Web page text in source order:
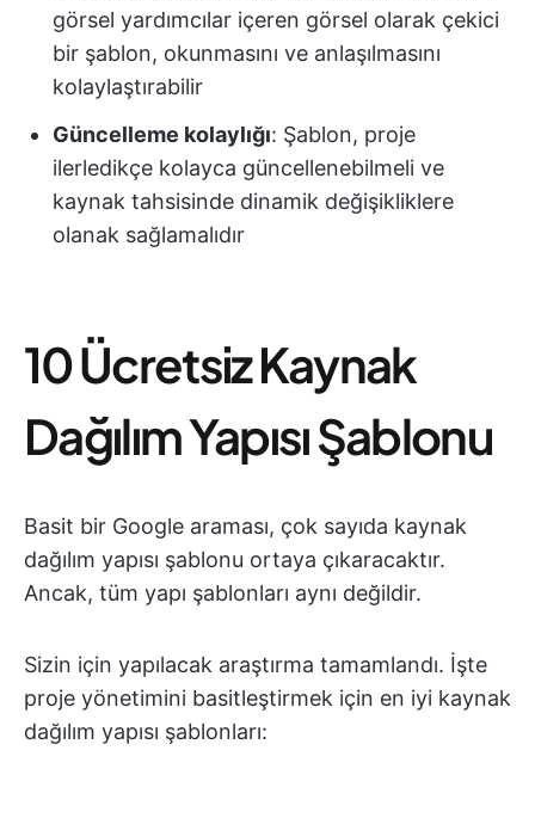
görsel yardımcılar içeren görsel olarak çekici
bir şablon, okunmasını ve anlaşılmasını
kolaylaştırabilir
Güncelleme kolaylığı: Şablon, proje
ilerledikçe kolayca güncellenebilmeli ve
kaynak tahsisinde dinamik değişikliklere
olanak sağlamalıdır
10 Ücretsiz Kaynak
Dağılım Yapısı Şablonu
Basit bir Google araması, çok sayıda kaynak
dağılım yapısı şablonu ortaya çıkaracaktır.
Ancak, tüm yapı şablonları aynı değildir.
Sizin için yapılacak araştırma tamamlandı. İşte
proje yönetimini basitleştirmek için en iyi kaynak
dağılım yapısı şablonları: